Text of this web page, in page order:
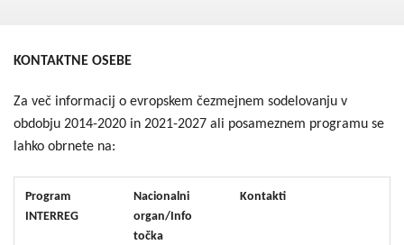
Blog
KONTAKTNE OSEBE
Za več informacij o evropskem čezmejnem sodelovanju v
obdobju 2014-2020 in 2021-2027 ali posameznem programu se
lahko obrnete na:
Program
INTERREG
Nacionalni
organ/Info
točka
Kontakti